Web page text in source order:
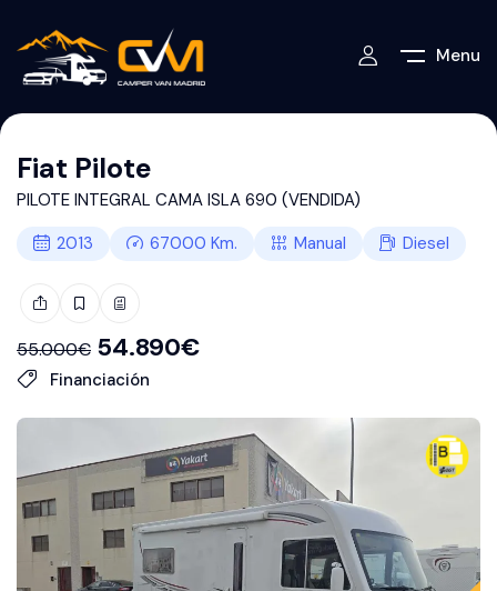
Menu
Fiat Pilote
PILOTE INTEGRAL CAMA ISLA 690 (VENDIDA)
2013
67000 Km. Manual Diesel
55.000€ 54.890€
Financiación